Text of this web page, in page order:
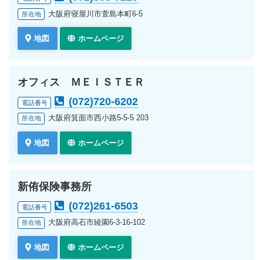
所在地 大阪府寝屋川市萱島本町6-5
地図 ホームページ
オフィス ＭＥＩＳＴＥＲ
電話番号 (072)720-6202
所在地 大阪府箕面市西小路5-5-5 203
地図 ホームページ
新侑保険事務所
電話番号 (072)261-6503
所在地 大阪府高石市綾園6-3-16-102
地図 ホームページ